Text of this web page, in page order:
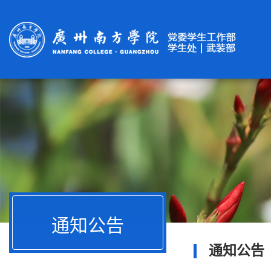
通知公告
通知公告